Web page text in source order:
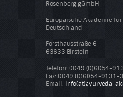
Rosenberg gGmbH
Europäische Akademie
Deutschland
Forsthausstraße 6
63633 Birstein
Telefon: 0049 (0)6054-
Fax: 0049 (0)6054-9131-
Email: info(at)ayurveda-